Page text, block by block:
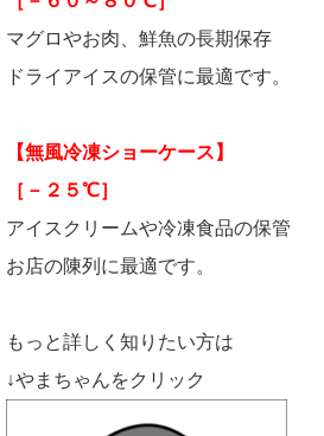
マグロやお肉、鮮魚の長期保存
ドライアイスの保管に最適です。
【無風冷凍ショーケース】
［－２５℃］
アイスクリームや冷凍食品の保管
お店の陳列に最適です。
もっと詳しく知りたい方は
↓やまちゃんをクリック